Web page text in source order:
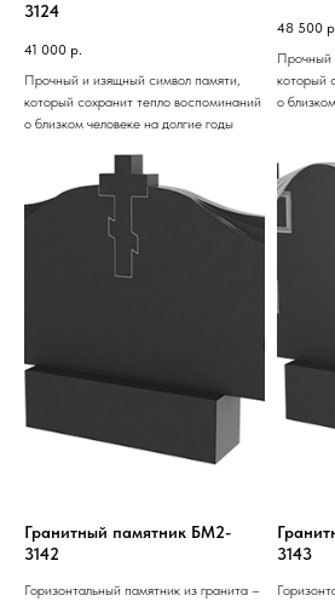
3124
41 000 р.
Прочный и изящный символ памяти,
который сохранит тепло воспоминаний
о близком человеке на долгие годы
48 500
Прочный
который
о
Гранитный памятник БМ2-
3142
Горизонтальный памятник из гранита –
3143